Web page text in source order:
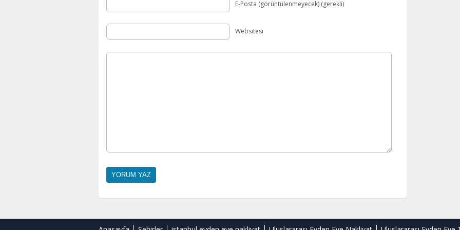
E-Posta (görüntülenmeyecek) (gerekli)
Websitesi